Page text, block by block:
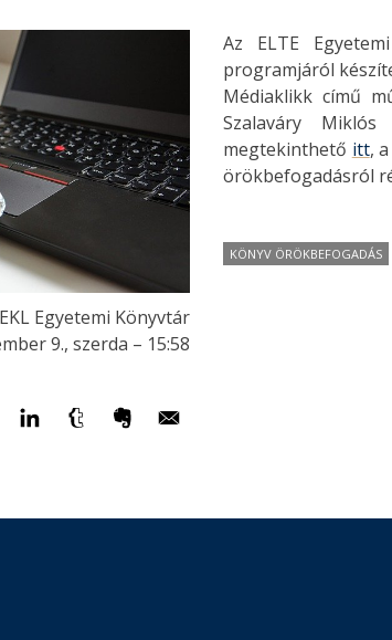
EKL Egyetemi Könyvtár
9., szerda – 15:58
Az ELTE
programjáról
Médiaklikk című
Szalaváry
megtekinthető itt,
örökbefogadásról
KÖNYV ÖRÖKBEFOGADÁS